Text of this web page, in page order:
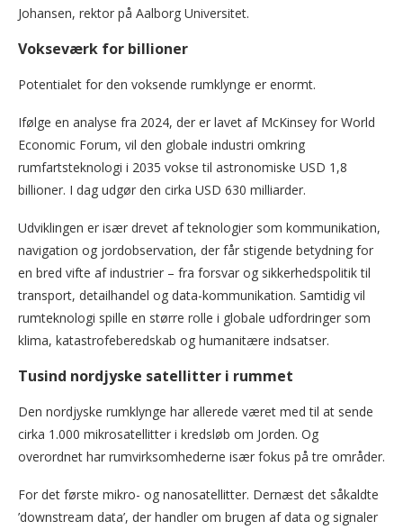
Johansen, rektor på Aalborg Universitet.
Vokseværk for billioner
Potentialet for den voksende rumklynge er enormt.
Ifølge en analyse fra 2024, der er lavet af McKinsey for World
Economic Forum, vil den globale industri omkring
rumfartsteknologi i 2035 vokse til astronomiske USD 1,8
billioner. I dag udgør den cirka USD 630 milliarder.
Udviklingen er især drevet af teknologier som kommunikation,
navigation og jordobservation, der får stigende betydning for
en bred vifte af industrier – fra forsvar og sikkerhedspolitik til
transport, detailhandel og data-kommunikation. Samtidig vil
rumteknologi spille en større rolle i globale udfordringer som
klima, katastrofeberedskab og humanitære indsatser.
Tusind nordjyske satellitter i rummet
Den nordjyske rumklynge har allerede været med til at sende
cirka 1.000 mikrosatellitter i kredsløb om Jorden. Og
overordnet har rumvirksomhederne især fokus på tre områder.
For det første mikro- og nanosatellitter. Dernæst det såkaldte
’downstream data’, der handler om brugen af data og signaler